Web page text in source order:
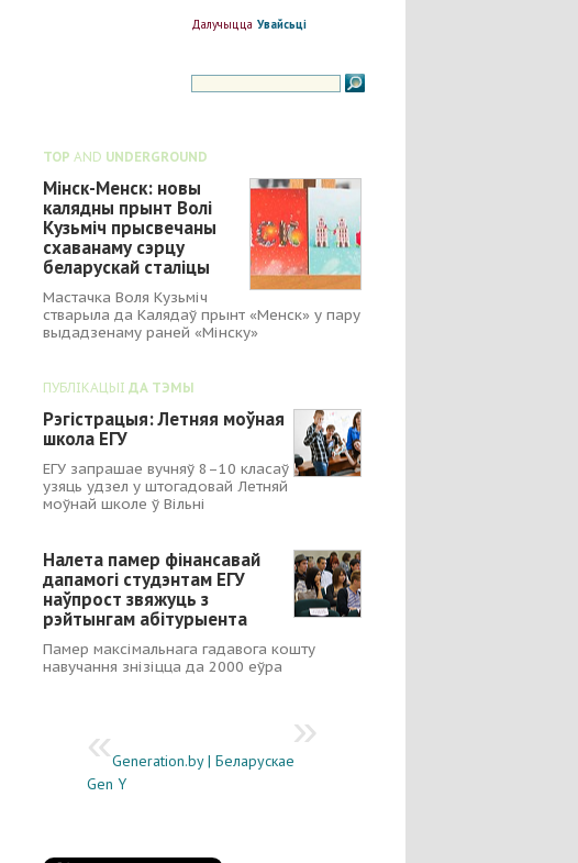
Далучыцца Увайсьці
TOP AND UNDERGROUND
Мінск-Менск: новы
калядны прынт Волі
Кузьміч прысвечаны
схаванаму сэрцу
беларускай сталіцы
Мастачка Воля Кузьміч
стварыла да Калядаў прынт «Менск» у пару
выдадзенаму раней «Мінску»
ПУБЛІКАЦЫІ ДА ТЭМЫ
Рэгістрацыя: Летняя моўная
школа ЕГУ
ЕГУ запрашае вучняў 8–10 класаў
узяць удзел у штогадовай Летняй
моўнай школе ў Вільні
Налета памер фінансавай
дапамогі студэнтам ЕГУ
наўпрост звяжуць з
рэйтынгам абітурыента
Памер максімальнага гадавога кошту
навучання знізіцца да 2000 еўра
Generation.by | Беларускае
Gen Y